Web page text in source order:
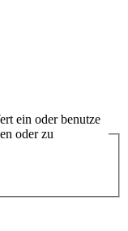
ein oder benutze
oder zu